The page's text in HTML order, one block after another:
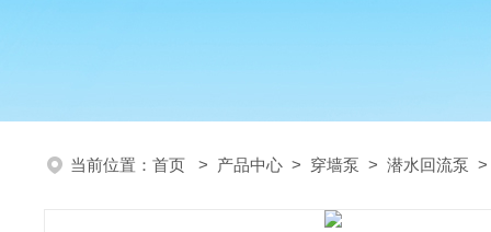
当前位置： 首页 > 产品中心 > 穿墙泵 > 潜水回流泵 >